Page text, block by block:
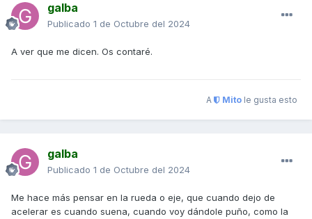
galba
Publicado 1 de Octubre del 2024
A ver que me dicen. Os contaré.
A Mito le gusta esto
galba
Publicado 1 de Octubre del 2024
Me hace más pensar en la rueda o eje, que cuando dejo de
acelerar es cuando suena, cuando voy dándole puño, como la